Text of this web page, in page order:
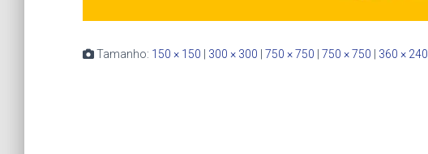
Tamanho: 150 × 150 300 × 300 750 × 750 750 × 750 360 × 240